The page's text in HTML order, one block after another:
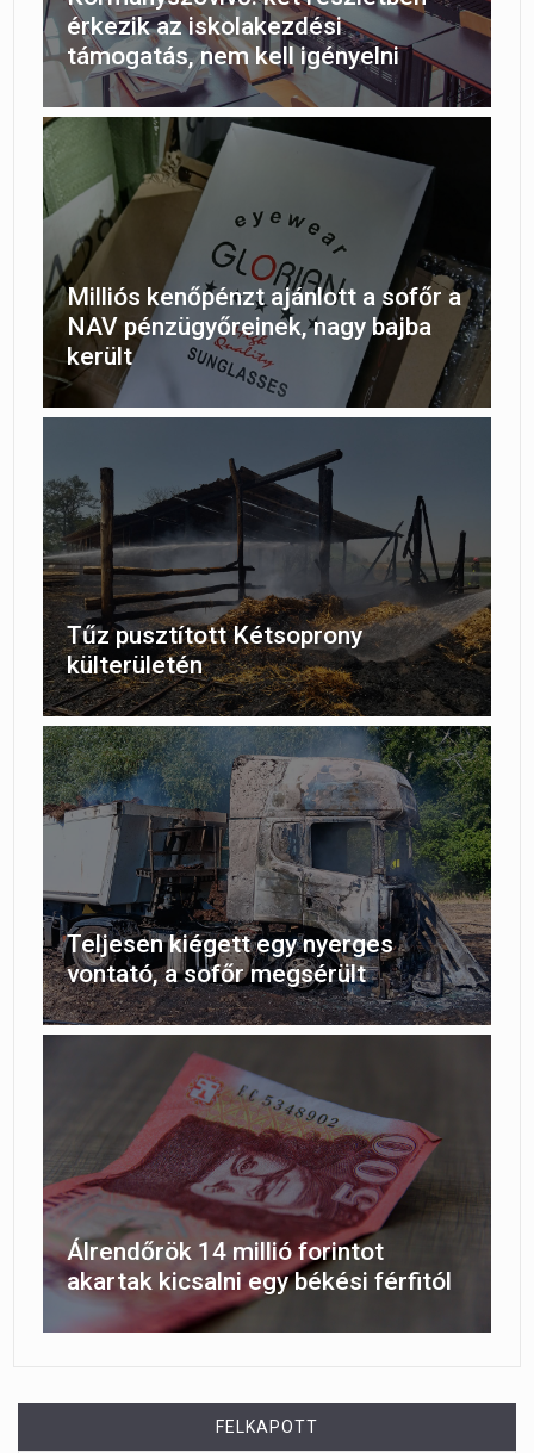
érkezik az iskolakezdési
támogatás, nem kell igényelni
Milliós kenőpénzt ajánlott a sofőr a
NAV pénzügyőreinek, nagy bajba
került
Tűz pusztított Kétsoprony
külterületén
Teljesen kiégett egy nyerges
vontató, a sofőr megsérült
Álrendőrök 14 millió forintot
akartak kicsalni egy békési férfitól
FELKAPOTT